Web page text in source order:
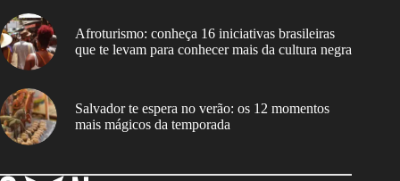
Afroturismo: conheça 16 iniciativas brasileiras
que te levam para conhecer mais da cultura negra
Salvador te espera no verão: os 12 momentos
mais mágicos da temporada